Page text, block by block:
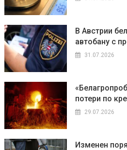
В Австрии
автобану с
31.07.2026
потери по
29.07.2026
Изменен